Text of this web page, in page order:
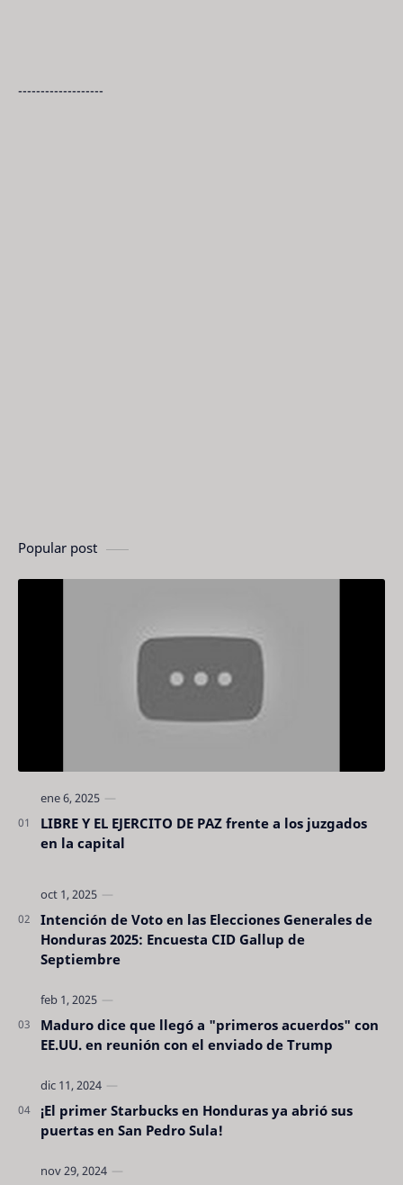
-------------------
Popular post
LIBRE Y EL EJERCITO DE PAZ frente a los juzgados
en la capital
Intención de Voto en las Elecciones Generales de
Honduras 2025: Encuesta CID Gallup de
Septiembre
Maduro dice que llegó a "primeros acuerdos" con
EE.UU. en reunión con el enviado de Trump
¡El primer Starbucks en Honduras ya abrió sus
puertas en San Pedro Sula!